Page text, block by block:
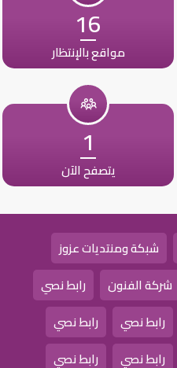
16
مواقع بالإنتظار
1
يتصفح الآن
شبكة ومنتديات عزوز
شركة الفنون
رابط نصي
رابط نصي
رابط نصي
رابط نصي رابط نصي